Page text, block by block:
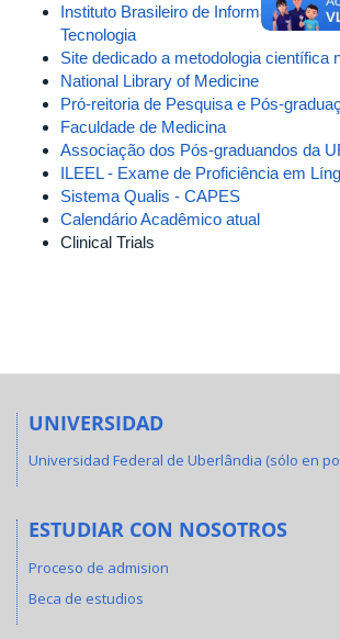
Instituto Brasileiro de Informação em
Tecnologia
Site dedicado a metodologia científica
National Library of Medicine
Pró-reitoria de Pesquisa e Pós-
Faculdade de Medicina
Associação dos Pós-graduandos da
ILEEL - Exame de Proficiência em
Sistema Qualis - CAPES
Calendário Acadêmico atual
Clinical Trials
UNIVERSIDAD
Universidad Federal de Uberlândia (sólo en
ESTUDIAR CON NOSOTROS
Proceso de admision
Beca de estudios